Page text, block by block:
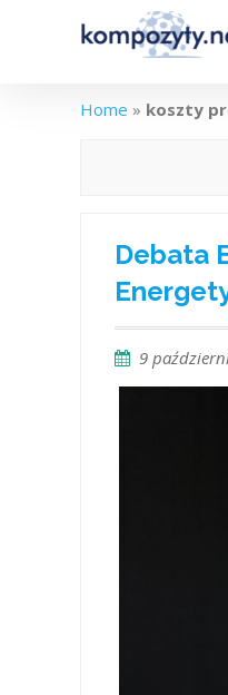
Home » koszty
Debata
9